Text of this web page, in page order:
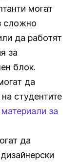
могат
сложно
да работят
за
блок.
да
студентите
материали за
да